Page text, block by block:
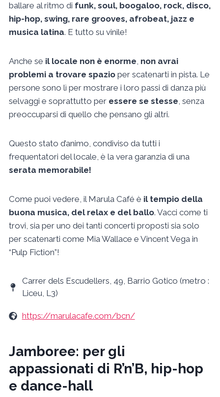
ballare al ritmo di funk, soul, boogaloo, rock, disco,
hip-hop, swing, rare grooves, afrobeat, jazz e
musica latina. E tutto su vinile!
Anche se il locale non è enorme, non avrai
problemi a trovare spazioper scatenarti in pista. Le
persone sono lì per mostrare i loro passi di danza più
selvaggi e soprattutto per essere se stesse, senza
preoccuparsi di quello che pensano gli altri.
Questo stato d’animo, condiviso da tutti i
frequentatori del locale, è la vera garanzia di una
serata memorabile!
Come puoi vedere, il Marula Café è il tempio della
buona musica, del relax e del ballo. Vacci come ti
trovi, sia per uno dei tanti concerti proposti sia solo
per scatenarti come Mia Wallace e Vincent Vega in
“Pulp Fiction”!
Carrer dels Escudellers, 49, Barrio Gotico (metro :
Liceu, L3)
https://marulacafe.com/bcn/
Jamboree: per gli
appassionati di R’n’B, hip-hop
e dance-hall